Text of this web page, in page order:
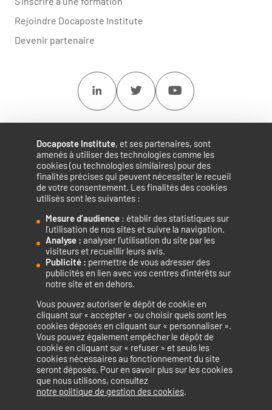
Docaposte Institute, et ses partenaires, sont
amenés à utiliser des technologies comme les
cookies (ou technologies similaires) pour des
finalités précises qui peuvent nécessiter le recueil
de votre consentement. Les finalités des cookies
utilisés sont les suivantes :
Mesure d’audience : établir des statistiques sur
l’utilisation de nos sites et suivre la navigation.
Analyse : analyser l’utilisation du site par les
visiteurs et recueillir leurs avis.
Publicité : permettre de vous adresser des
publicités en lien avec vos centres d’intérêts sur
notre site et en dehors.
Vous pouvez autoriser le dépôt de cookie en
cliquant sur « accepter » ou choisir quels sont les
cookies déposés en cliquant sur « personnaliser ».
Vous pouvez également empêcher le dépôt de
cookie en cliquant sur « refuser » et seuls les
cookies nécessaires au fonctionnement du site
seront déposés. Pour en savoir plus sur les cookies
que nous utilisons, consultez
notre politique de gestion des cookies.
Accélérateur de compétences numériques.
La certification qualité a été délivrée au titre de la catégorie
d’action suivante : ACTIONS DE FORMATION
Rejoindre Docaposte Institute
Devenir partenaire
Linkedin Twitter Youtube
Mentions légales
Politique de confidentialité
Politique de cookies
Accessibilité : non conforme